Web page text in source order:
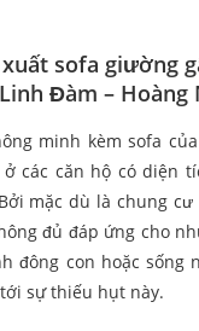
sofa giường
Đàm – Hoàng
minh kèm sofa
các căn hộ có diện
mặc dù là chung
đủ đáp ứng cho
đông con hoặc sống
sự thiếu hụt này.